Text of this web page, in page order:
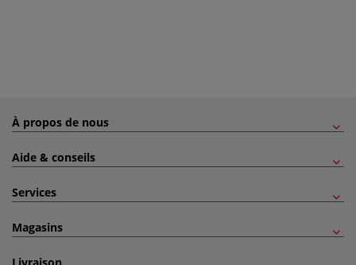
À propos de nous
Aide & conseils
Services
Magasins